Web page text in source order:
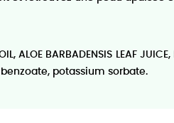
ALOE BARBADENSIS LEAF
benzoate, potassium sorbate.